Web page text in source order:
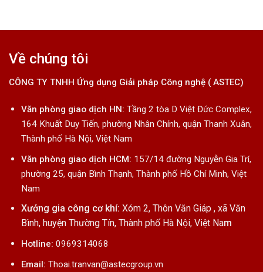
Về chúng tôi
CÔNG TY TNHH Ứng dụng Giải pháp Công nghệ ( ASTEC)
Văn phòng giao dịch HN: Tầng 2 tòa D Việt Đức Complex,
164 Khuất Duy Tiến, phường Nhân Chính, quận Thanh Xuân,
Thành phố Hà Nội, Việt Nam
Văn phòng giao dịch HCM: 157/14 đường Nguyễn Gia Trí,
phường 25, quận Bình Thạnh, Thành phố Hồ Chí Minh, Việt
Nam
Xưởng gia công cơ khí: Xóm 2, Thôn Văn Giáp , xã Văn
Bình, huyện Thường Tín, Thành phố Hà Nội, Việt Nam
Hotline: 0969314068
Email: Thoai.tranvan@astecgroup.vn